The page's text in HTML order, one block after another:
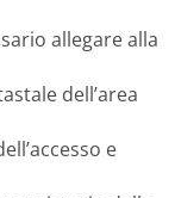
allegare alla
dell’area
e